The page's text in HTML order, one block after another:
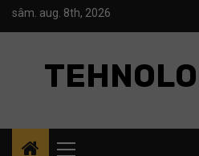
Skipsâm. aug. 8th, 2026